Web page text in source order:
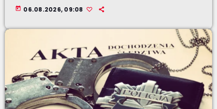
today 06.08.2026, 09:08